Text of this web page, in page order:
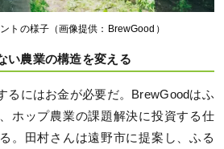
トの様子（画像提供：BrewGood）
い農業の構造を変える
るにはお金が必要だ。BrewGoodはふ
ホップ農業の課題解決に投資する仕
。田村さんは遠野市に提案し、ふる